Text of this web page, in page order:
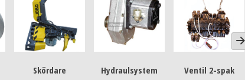
Skördare Hydraulsystem Ventil 2-spak